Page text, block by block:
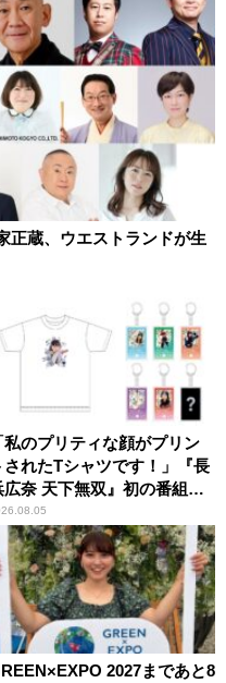
正蔵、ウエストランドが生
私のプリティな顔がプリン
されたTシャツです！」『長
広奈 天下無双』初の番組グ
発売
2027まであと8